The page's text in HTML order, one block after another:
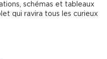
schémas et tableaux
qui ravira tous les curieux